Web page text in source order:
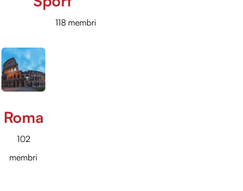
118 membri
Roma
102
membri